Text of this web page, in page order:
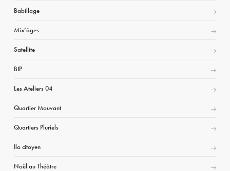
Babillage
Mix’âges
Satellite
BIP
Les Ateliers 04
Quartier Mouvant
Quartiers Pluriels
Ilo citoyen
Noël au Théâtre